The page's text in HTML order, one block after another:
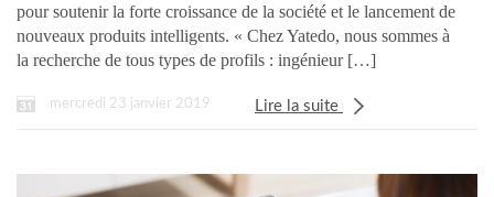
pour soutenir la forte croissance de la société et le lancement de
nouveaux produits intelligents. « Chez Yatedo, nous sommes à
la recherche de tous types de profils : ingénieur […]
mercredi 23 janvier 2019 Lire la suite